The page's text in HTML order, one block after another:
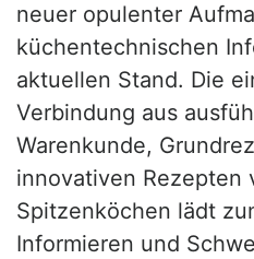
neuer opulenter
küchentechnischen
aktuellen Stand. Die
Verbindung aus
Warenkunde,
innovativen Rezepten
Spitzenköchen lädt
Informieren und